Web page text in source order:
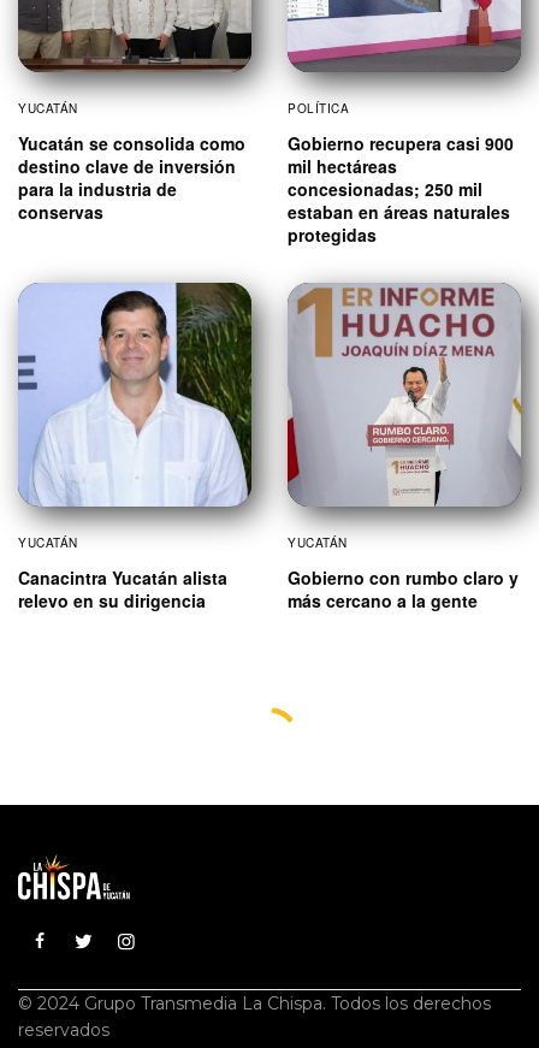
YUCATÁN
Yucatán se consolida como
destino clave de inversión
para la industria de
conservas
POLÍTICA
Gobierno recupera casi 900
mil hectáreas
concesionadas; 250 mil
estaban en áreas naturales
protegidas
YUCATÁN
Canacintra Yucatán alista
relevo en su dirigencia
YUCATÁN
Gobierno con rumbo claro y
más cercano a la gente
© 2024 Grupo Transmedia La Chispa. Todos los derechos
reservados